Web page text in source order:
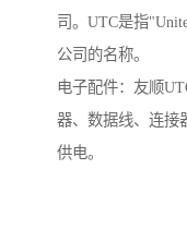
司。UTC是指
公司的名称。
电子配件：友顺
器、数据线、连接
供电。